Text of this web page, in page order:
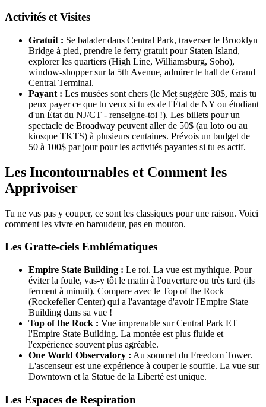
Activités et Visites
Gratuit : Se balader dans Central Park, traverser le Brooklyn
Bridge à pied, prendre le ferry gratuit pour Staten Island,
explorer les quartiers (High Line, Williamsburg, Soho),
window-shopper sur la 5th Avenue, admirer le hall de Grand
Central Terminal.
Payant : Les musées sont chers (le Met suggère 30$, mais tu
peux payer ce que tu veux si tu es de l'État de NY ou étudiant
d'un État du NJ/CT - renseigne-toi !). Les billets pour un
spectacle de Broadway peuvent aller de 50$ (au loto ou au
kiosque TKTS) à plusieurs centaines. Prévois un budget de
50 à 100$ par jour pour les activités payantes si tu es actif.
Les Incontournables et Comment les
Apprivoiser
Tu ne vas pas y couper, ce sont les classiques pour une raison. Voici
comment les vivre en baroudeur, pas en mouton.
Les Gratte-ciels Emblématiques
Empire State Building : Le roi. La vue est mythique. Pour
éviter la foule, vas-y tôt le matin à l'ouverture ou très tard (ils
ferment à minuit). Compare avec le Top of the Rock
(Rockefeller Center) qui a l'avantage d'avoir l'Empire State
Building dans sa vue !
Top of the Rock : Vue imprenable sur Central Park ET
l'Empire State Building. La montée est plus fluide et
l'expérience souvent plus agréable.
One World Observatory : Au sommet du Freedom Tower.
L'ascenseur est une expérience à couper le souffle. La vue sur
Downtown et la Statue de la Liberté est unique.
Les Espaces de Respiration